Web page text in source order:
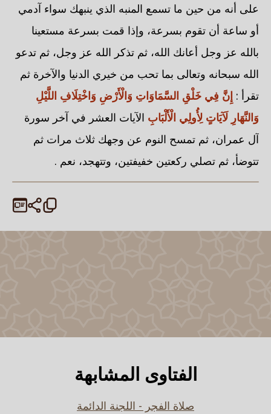
على أنه من حين ما تسمع المنبه الذي ينبهك سواء آدمي
أو ساعة أن تقوم بسرعة، وإذا قمت بسرعة مستعينا
بالله عز وجل أعانك الله، ثم تذكر الله عز وجل، ثم تدعو
الله سبحانه وتعالى بما تحب من خيري الدنيا والآخرة ثم
تقرأ : إِنَّ فِي خَلْقِ السَّمَاوَاتِ وَالْأَرْضِ وَاخْتِلَافِ اللَّيْلِ
وَالنَّهَارِ لَآيَاتٍ لِأُولِي الْأَلْبَابِ الآيات العشر في آخر سورة
آل عمران، ثم تمسح النوم عن وجهك ثلاث مرات ثم
تتوضأ، ثم تصلي ركعتين خفيفتين، وتتهجد، نعم .
الفتاوى المشابهة
صلاة الفجر - اللجنة الدائمة